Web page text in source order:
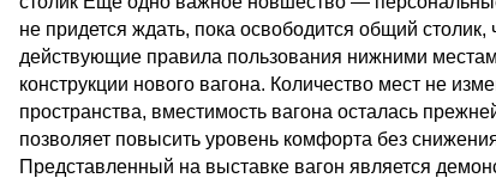
не придется ждать, пока освободится общий
действующие правила пользования нижними
конструкции нового вагона. Количество мест не
пространства, вместимость вагона осталась
позволяет повысить уровень комфорта без
Представленный на выставке вагон является